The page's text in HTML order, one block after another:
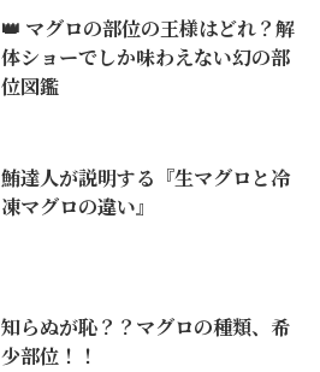
👑 マグロの部位の王様はどれ？解
体ショーでしか味わえない幻の部
位図鑑
鮪達人が説明する『生マグロと冷
凍マグロの違い』
知らぬが恥？？マグロの種類、希
少部位！！